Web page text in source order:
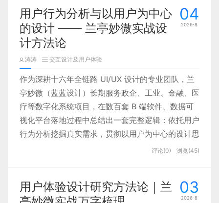
04
2026-8
用户行为分析与以用户为中心
的设计 —— 兰亭妙微实战设
计方法论
涛涛 交互设计及用户体验
作为深耕十六年全链路 UI/UX 设计的专业团队，兰
亭妙微（蓝蓝设计）长期服务政企、工业、金融、医
疗等数字化系统项目，在数百套 B 端软件、数据可
视化平台落地过程中总结出一套完整逻辑：依托用户
行为分析挖掘真实需求，贯彻以用户为中心的设计思
维，平衡产品功能、用户体验与商业目标，从根源解
评论(0) 浏览(45)
03
2026-8
用户体验设计研究方法论｜兰